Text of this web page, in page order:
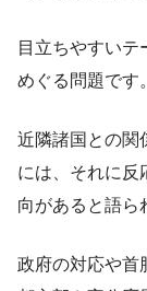
目立ちやすい
めぐる問題です。
近隣諸国との関
には、それに反
向があると語ら
政府の対応や首